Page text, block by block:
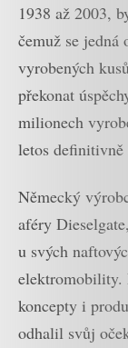
1938 až 2003,
čemuž se jedná
vyrobených
překonat
milionech
letos definitivně
Německý
aféry
u svých
elektromobility.
koncepty i
odhalil svůj